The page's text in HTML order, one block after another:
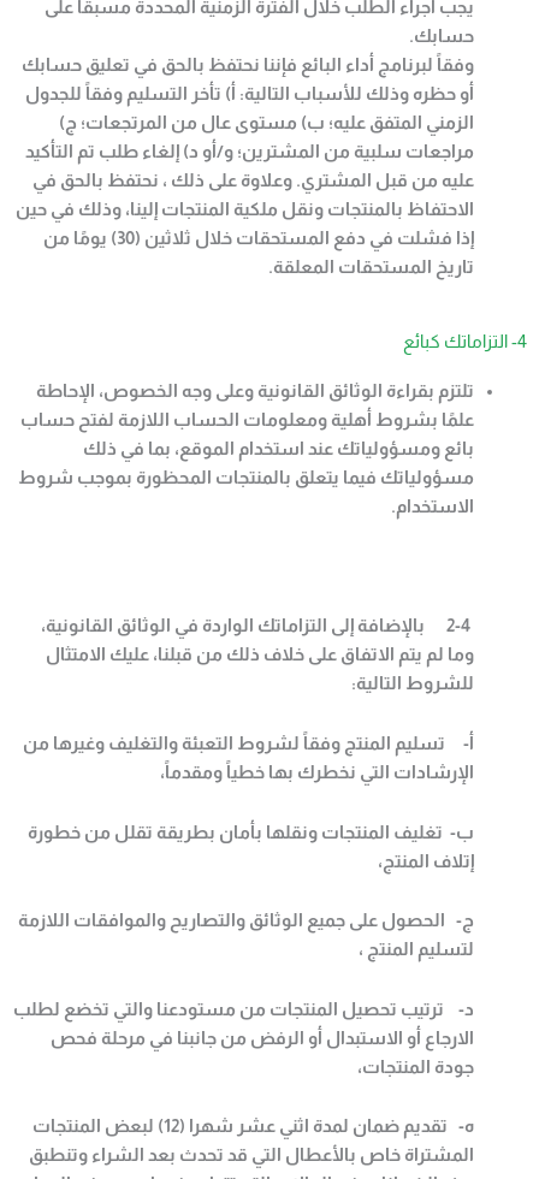
يجب اجراء الطلب خلال الفترة الزمنية المحددة مسبقا على
حسابك.
وفقاً لبرنامج أداء البائع فإننا نحتفظ بالحق في تعليق حسابك
أو حظره وذلك للأسباب التالية: أ) تأخر التسليم وفقاً للجدول
الزمني المتفق عليه؛ ب) مستوى عال من المرتجعات؛ ج)
مراجعات سلبية من المشترين؛ و/أو د) إلغاء طلب تم التأكيد
عليه من قبل المشتري. وعلاوة على ذلك ، نحتفظ بالحق في
الاحتفاظ بالمنتجات ونقل ملكية المنتجات إلينا، وذلك في حين
إذا فشلت في دفع المستحقات خلال ثلاثين (30) يومًا من
تاريخ المستحقات المعلقة.
4- التزاماتك كبائع
تلتزم بقراءة الوثائق القانونية وعلى وجه الخصوص، الإحاطة
علمًا بشروط أهلية ومعلومات الحساب اللازمة لفتح حساب
بائع ومسؤولياتك عند استخدام الموقع، بما في ذلك
مسؤولياتك فيما يتعلق بالمنتجات المحظورة بموجب شروط
الاستخدام.
بالإضافة إلى التزاماتك الواردة في الوثائق القانونية،
وما لم يتم الاتفاق على خلاف ذلك من قبلنا، عليك الامتثال
للشروط التالية:
‌أ- تسليم المنتج وفقاً لشروط التعبئة والتغليف وغيرها من
الإرشادات التي نخطرك بها خطياً ومقدماً،
‌ب- تغليف المنتجات ونقلها بأمان بطريقة تقلل من خطورة
إتلاف المنتج،
‌ج- الحصول على جميع الوثائق والتصاريح والموافقات اللازمة
لتسليم المنتج ،
‌د- ترتيب تحصيل المنتجات من مستودعنا والتي تخضع لطلب
الارجاع أو الاستبدال أو الرفض من جانبنا في مرحلة فحص
جودة المنتجات،
‌ه- تقديم ضمان لمدة اثني عشر شهرا (12) لبعض المنتجات
المشتراة خاص بالأعطال التي قد تحدث بعد الشراء وتنطبق